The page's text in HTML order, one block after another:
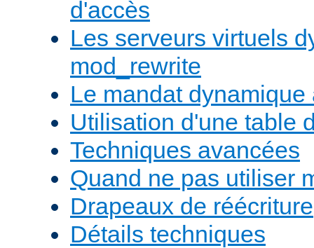
d'accès
Les serveurs virtuels
mod_rewrite
Le mandat
Utilisation d'une table
Techniques avancées
Quand ne pas utiliser
Drapeaux de réécriture
Détails techniques